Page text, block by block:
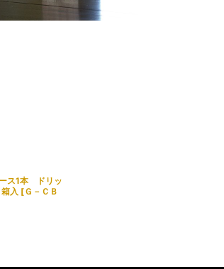
ス1本 ドリッ
入 [Ｇ－ＣＢ